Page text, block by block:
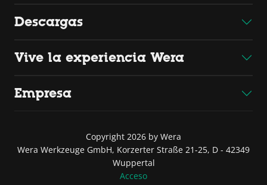
Descargas
Vive la experiencia Wera
Empresa
Copyright 2026 by Wera
Wera Werkzeuge GmbH, Korzerter Straße 21-25, D - 42349
Wuppertal
Acceso